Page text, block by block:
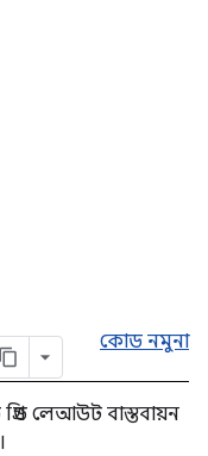
কোড নমুনা
লেআউট বাস্তবায়ন